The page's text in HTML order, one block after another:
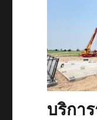
บริกา